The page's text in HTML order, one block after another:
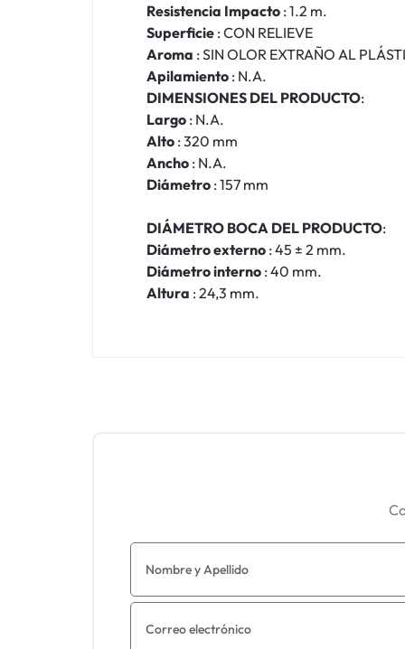
Resistencia Impacto : 1.2 m.
Superficie : CON RELIEVE
Aroma : SIN OLOR EXTRAÑO AL
Apilamiento : N.A.
DIMENSIONES DEL PRODUCTO:
Largo : N.A.
Alto : 320 mm
Ancho : N.A.
Diámetro : 157 mm
DIÁMETRO BOCA DEL PRODUCTO:
Diámetro externo : 45 ± 2 mm.
Diámetro interno : 40 mm.
Altura : 24,3 mm.